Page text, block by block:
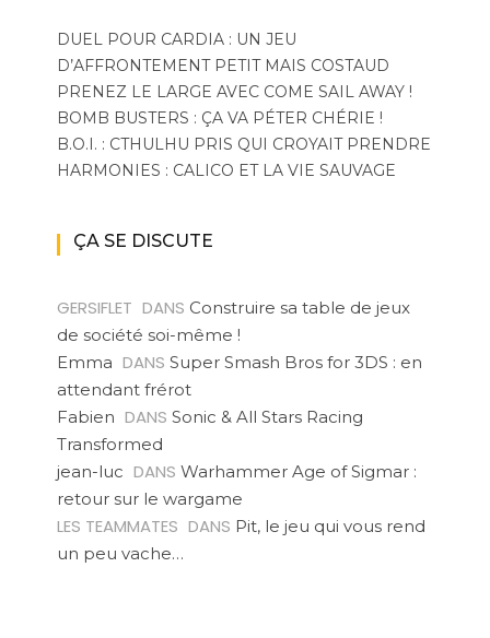
DUEL POUR CARDIA : UN JEU
D’AFFRONTEMENT PETIT MAIS COSTAUD
PRENEZ LE LARGE AVEC COME SAIL AWAY !
BOMB BUSTERS : ÇA VA PÉTER CHÉRIE !
B.O.I. : CTHULHU PRIS QUI CROYAIT PRENDRE
HARMONIES : CALICO ET LA VIE SAUVAGE
ÇA SE DISCUTE
GERSIFLET DANS Construire sa table de jeux
de société soi-même !
Emma DANS Super Smash Bros for 3DS : en
attendant frérot
Fabien DANS Sonic & All Stars Racing
Transformed
jean-luc DANS Warhammer Age of Sigmar :
retour sur le wargame
LES TEAMMATES DANS Pit, le jeu qui vous rend
un peu vache…